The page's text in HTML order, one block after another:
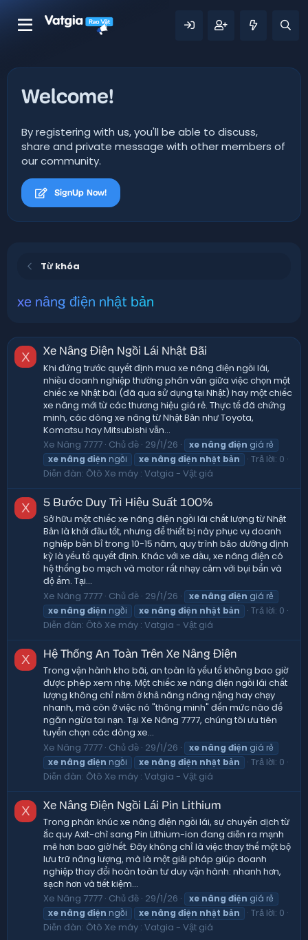
Welcome!
By registering with us, you'll be able to discuss,
share and private message with other members of
our community.
SignUp Now!
Từ khóa
xe nâng điện nhật bản
X Xe Nâng Điện Ngồi Lái Nhật Bãi
Khi đứng trước quyết định mua xe nâng điện ngồi lái,
nhiều doanh nghiệp thường phân vân giữa việc chọn một
chiếc xe Nhật bãi (đã qua sử dụng tại Nhật) hay một chiếc
xe nâng mới từ các thương hiệu giá rẻ. Thực tế đã chứng
minh, các dòng xe nâng từ Nhật Bản như Toyota,
Komatsu hay Mitsubishi vẫn...
Xe Nâng 7777 Chủ đề 29/1/26 xe nâng điện giá rẻ
xe nâng điện ngồi xe nâng điện nhật bản
Trả lời: 0
Diễn đàn: Ôtô Xe máy : Vatgia - Vật giá
X 5 Bước Duy Trì Hiệu Suất 100%
Sở hữu một chiếc xe nâng điện ngồi lái chất lượng từ Nhật
Bản là khởi đầu tốt, nhưng để thiết bị này phục vụ doanh
nghiệp bền bỉ trong 10-15 năm, quy trình bảo dưỡng định
kỳ là yếu tố quyết định. Khác với xe dầu, xe nâng điện có
hệ thống bo mạch và motor rất nhạy cảm với bụi bẩn và
độ ẩm. Tại...
Xe Nâng 7777 Chủ đề 29/1/26 xe nâng điện giá rẻ
xe nâng điện ngồi xe nâng điện nhật bản
Trả lời: 0
Diễn đàn: Ôtô Xe máy : Vatgia - Vật giá
X Hệ Thống An Toàn Trên Xe Nâng Điện
Trong vận hành kho bãi, an toàn là yếu tố không bao giờ
được phép xem nhẹ. Một chiếc xe nâng điện ngồi lái chất
lượng không chỉ nằm ở khả năng nâng nặng hay chạy
nhanh, mà còn ở việc nó "thông minh" đến mức nào để
ngăn ngừa tai nạn. Tại Xe Nâng 7777, chúng tôi ưu tiên
tuyển chọn các dòng xe...
Xe Nâng 7777 Chủ đề 29/1/26 xe nâng điện giá rẻ
xe nâng điện ngồi xe nâng điện nhật bản
Trả lời: 0
Diễn đàn: Ôtô Xe máy : Vatgia - Vật giá
X Xe Nâng Điện Ngồi Lái Pin Lithium
Trong phân khúc xe nâng điện ngồi lái, sự chuyển dịch từ
ắc quy Axit-chì sang Pin Lithium-ion đang diễn ra mạnh
mẽ hơn bao giờ hết. Đây không chỉ là việc thay thế một bộ
lưu trữ năng lượng, mà là một giải pháp giúp doanh
nghiệp thay đổi hoàn toàn tư duy vận hành: nhanh hơn,
sạch hơn và tiết kiệm...
Xe Nâng 7777 Chủ đề 29/1/26 xe nâng điện giá rẻ
xe nâng điện ngồi xe nâng điện nhật bản
Trả lời: 0
Diễn đàn: Ôtô Xe máy : Vatgia - Vật giá